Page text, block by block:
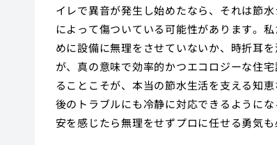
イレで異音が発生し始めたなら、それは節
によって傷ついている可能性があります。
めに設備に無理をさせていないか、時折耳
が、真の意味で効率的かつエコロジーな住
ることこそが、本当の節水生活を支える知
後のトラブルにも冷静に対応できるように
安を感じたら無理をせずプロに任せる勇気も